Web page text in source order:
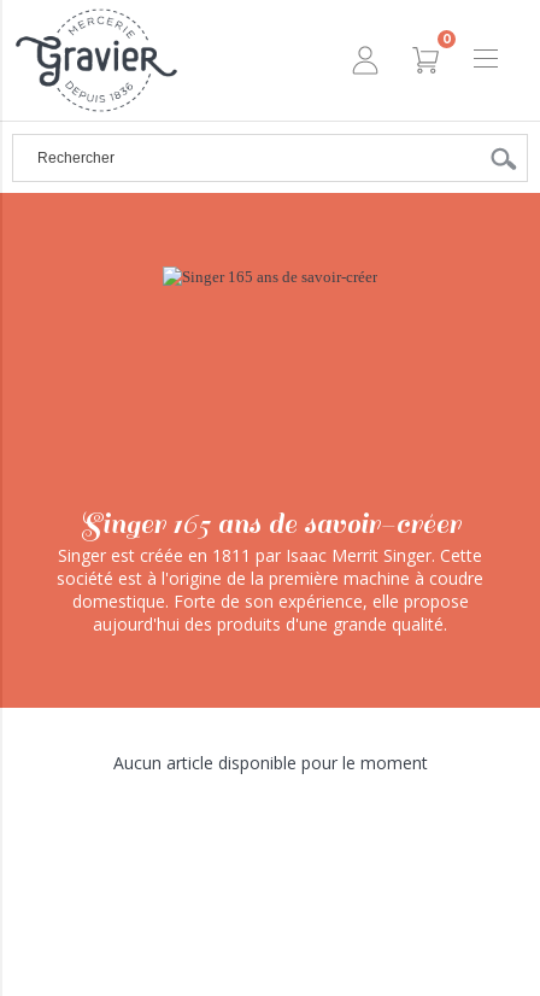
0
Singer 165 ans de savoir-créer
Singer est créée en 1811 par Isaac Merrit Singer. Cette
société est à l'origine de la première machine à coudre
domestique. Forte de son expérience, elle propose
aujourd'hui des produits d'une grande qualité.
Aucun article disponible pour le moment